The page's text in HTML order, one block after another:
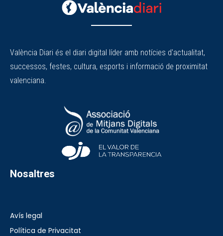
València Diari és el diari digital líder amb notícies d'actualitat,
successos, festes, cultura, esports i informació de proximitat
valenciana.
Nosaltres
Avís legal
Política de Privacitat